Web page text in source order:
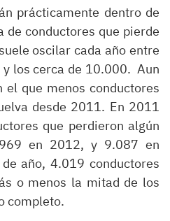
prácticamente dentro de
de conductores que pierde
oscilar cada año entre
los cerca de 10.000. Aun
que menos conductores
desde 2011. En 2011
que perdieron algún
en 2012, y 9.087 en
año, 4.019 conductores
o menos la mitad de los
completo.